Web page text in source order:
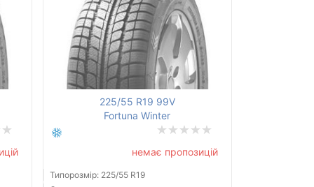
225/55 R19 99V
Fortuna Winter
немає пропозицій
Типорозмір: 225/55 R19